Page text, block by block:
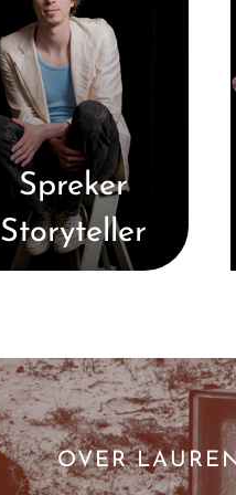
Spreker
Storyteller
OVER